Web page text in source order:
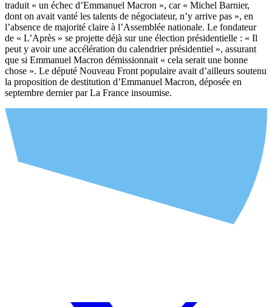
traduit « un échec d’Emmanuel Macron », car « Michel Barnier,
dont on avait vanté les talents de négociateur, n’y arrive pas », en
l’absence de majorité claire à l’Assemblée nationale. Le fondateur
de « L’Après » se projette déjà sur une élection présidentielle : « Il
peut y avoir une accélération du calendrier présidentiel », assurant
que si Emmanuel Macron démissionnait « cela serait une bonne
chose ». Le député Nouveau Front populaire avait d’ailleurs soutenu
la proposition de destitution d’Emmanuel Macron, déposée en
septembre dernier par La France insoumise.